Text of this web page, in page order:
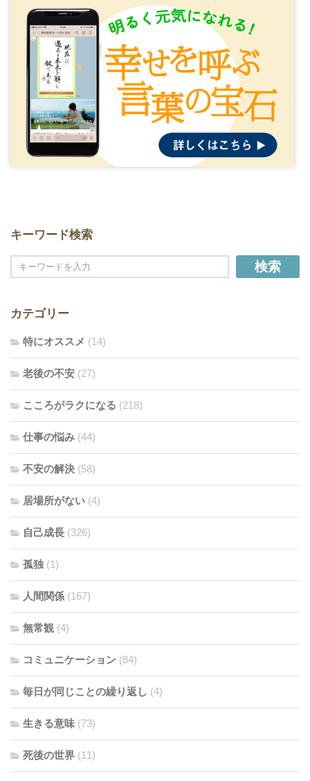
キーワード検索
検索
カテゴリー
特にオススメ (14)
老後の不安 (27)
こころがラクになる (218)
仕事の悩み (44)
不安の解決 (58)
居場所がない (4)
自己成長 (326)
孤独 (1)
人間関係 (167)
無常観 (4)
コミュニケーション (84)
毎日が同じことの繰り返し (4)
生きる意味 (73)
死後の世界 (11)